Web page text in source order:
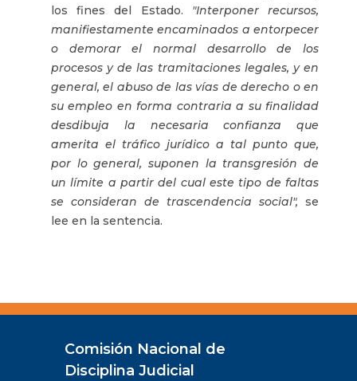
los fines del Estado. "Interponer recursos,
manifiestamente encaminados a entorpecer
o demorar el normal desarrollo de los
procesos y de las tramitaciones legales, y en
general, el abuso de las vías de derecho o en
su empleo en forma contraria a su finalidad
desdibuja la necesaria confianza que
amerita el tráfico jurídico a tal punto que,
por lo general, suponen la transgresión de
un límite a partir del cual este tipo de faltas
se consideran de trascendencia social", se
lee en la sentencia.
Comisión Nacional de
Disciplina Judicial